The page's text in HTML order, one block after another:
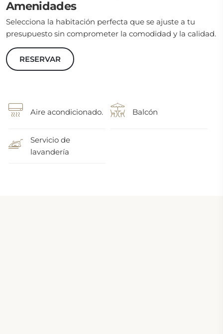
Amenidades
Selecciona la habitación perfecta que se ajuste a tu
presupuesto sin comprometer la comodidad y la calidad.
RESERVAR
Aire acondicionado. Balcón
Servicio de
lavandería